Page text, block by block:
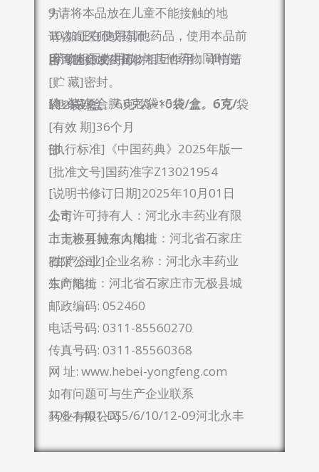
9.请将本品放在儿童不能接触的地方。
10.如正在使用其他药品，使用本品前请咨询医师或药师。
[药物相互作用]如与其他药物同时使用可能会发生药物相互作用，详情请咨询医师或药师。
[贮 藏]密封。
[包 装]复合膜,6克/袋×5袋/盒。6克/袋×6袋/盒。6克/袋×10袋/盒。6克/袋×12袋/盒。
[有效 期]36个月
[执行标准]《中国药典》2025年版一部
[批准文号]国药准字Z13021954
[说明书修订日期]2025年10月01日
上市许可持有人：河北永丰药业有限公司
上市许可持有人地址：河北省石家庄市无极县城东向阳街
[生产企业]企业名称：河北永丰药业有限公司
生产地址：河北省石家庄市无极县城东向阳街
邮政编码: 052460
电话号码: 0311-85560270
传真号码: 0311-85560368
网 址: www.hebei-yongfeng.com
如有问题可与生产企业联系
108-1401-DS5/6/10/12-09​河北永丰药业有限公司